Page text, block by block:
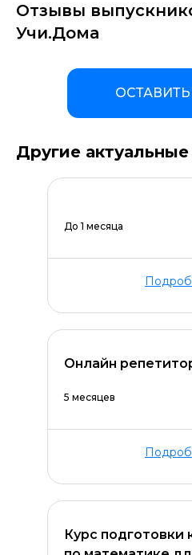
Отзывы
Учи.Дома
Другие
До 1 месяца
Онлайн
5 месяцев
Курс подготовки